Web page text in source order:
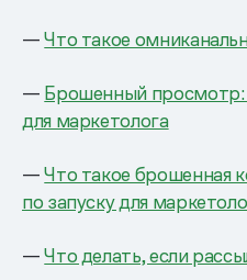
—Что такое
— Брошенный просмотр:
для маркетолога
—Что такое брошенная
по запуску для
—Что делать, если